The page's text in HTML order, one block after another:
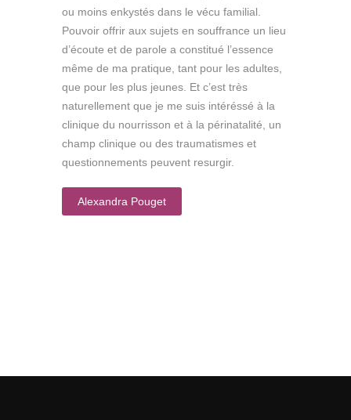
ou moins enkystés dans le vécu familial.
Pouvoir offrir aux sujets en souffrance un lieu
d’écoute et de parole a constitué l’essence
même de ma pratique, tant pour les adultes,
que pour les plus jeunes. Et c’est très
naturellement que je me suis intéréssé à la
clinique du nourrisson et à la périnatalité, un
champ clinique ou des traumatismes et
questionnements peuvent resurgir.
Alexandra Pouget